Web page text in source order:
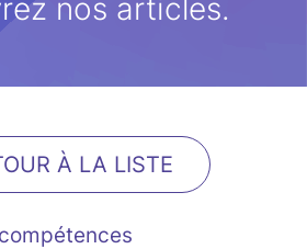
nos articles.
À LA LISTE